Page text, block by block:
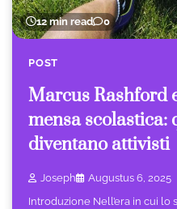
12 min read 0
POST
Marcus Rashford
mensa
diventano attivisti
Joseph
Augustus 6, 2025
Introduzione Nell’era in cui